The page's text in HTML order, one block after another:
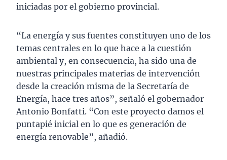
iniciadas por el gobierno provincial.
“La energía y sus fuentes constituyen uno de los
temas centrales en lo que hace a la cuestión
ambiental y, en consecuencia, ha sido una de
nuestras principales materias de intervención
desde la creación misma de la Secretaría de
Energía, hace tres años”, señaló el gobernador
Antonio Bonfatti. “Con este proyecto damos el
puntapié inicial en lo que es generación de
energía renovable”, añadió.